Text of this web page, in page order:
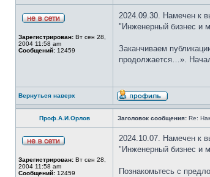
Зарегистрирован: Вт сен 28,
2004 11:58 am
Сообщений: 12459
2024.09.30. Намечен к
"Инженерный бизнес и
Заканчиваем
продолжается…».
Вернуться наверх
Проф.А.И.Орлов Заголовок сообщения: Re:
Зарегистрирован: Вт сен 28,
2004 11:58 am
Сообщений: 12459
2024.10.07. Намечен к
"Инженерный бизнес и
Познакомьтесь с